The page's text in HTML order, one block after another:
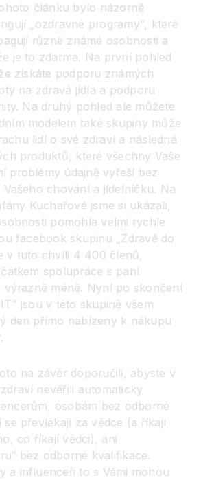
článku bylo názorně
„ozdravné programy“, které
různé známé osobnosti a
je to zdarma. Na první pohled
získáte podporu známých
na zdravá jídla a podporu
Na druhý pohled ale můžete
modelem také skupiny může
lidí o své zdraví a následná
produktů, které všechny Vaše
problémy údajně vyřeší bez
chování a jídelníčku. Na
Kuchařové jsme si ukázali,
pomohla velmi rychle
facebook skupinu „Zdravě do
v tuto chvíli 4 400 členů,
spolupráce s paní
méně. Nyní po skončení
jsou v této skupině všem
den přímo nabízeny k nákupu
na závěr doporučili, abyste v
nevěřili automaticky
osobám bez odborné
se převlékají za vědce (a říkají
co říkají vědci), ani
bez odborné kvalifikace.
a influenceři to s Vámi mohou